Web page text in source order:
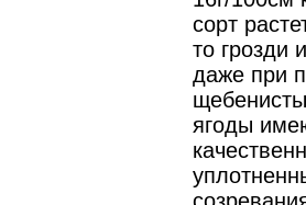
сорт
то грозди
даже при
ягоды